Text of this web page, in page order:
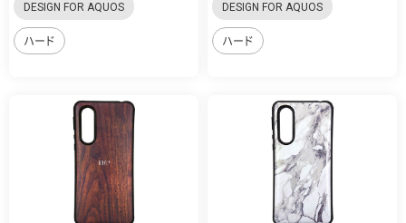
DESIGN FOR AQUOS
ハード
DESIGN FOR AQUOS
ハード